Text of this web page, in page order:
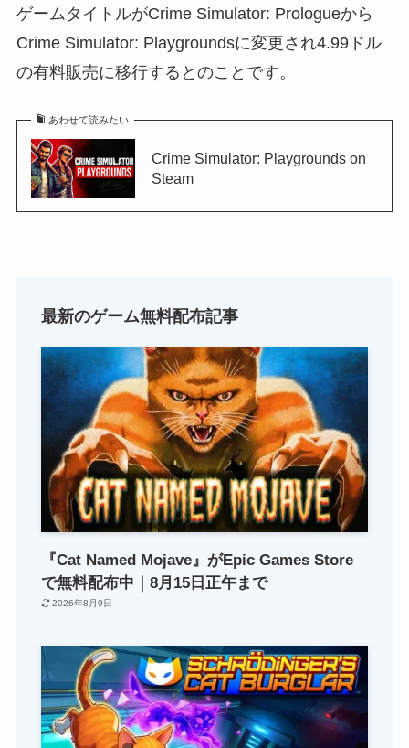
ゲームタイトルがCrime Simulator: Prologueから
Crime Simulator: Playgroundsに変更され4.99ドル
の有料販売に移行するとのことです。
あわせて読みたい
Crime Simulator: Playgrounds on
Steam
最新のゲーム無料配布記事
『Cat Named Mojave』がEpic Games Store
で無料配布中｜8月15日正午まで
2026年8月9日